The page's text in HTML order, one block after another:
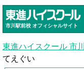
市川駅前校 オフィシャルサイト
東進ハイスクール 市
てえぐい